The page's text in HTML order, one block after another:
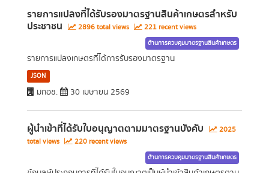
รายการแปลงที่ได้รับรองมาตรฐานสินค้าเกษตรสำหรับ
ประชาชน 2896 total views 221 recent views
ด้านการควบคุมมาตรฐานสินค้าเกษตร
รายการแปลงเกษตรที่ได้การรับรองมาตรฐาน
JSON
มกอช. 30 เมษายน 2569
ผู้นำเข้าที่ได้รับใบอนุญาตตามมาตรฐานบังคับ
2025
total views
220 recent views
ด้านการควบคุมมาตรฐานสินค้าเกษตร